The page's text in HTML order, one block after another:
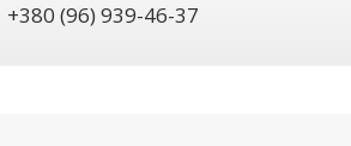
+380 (96) 939-46-37